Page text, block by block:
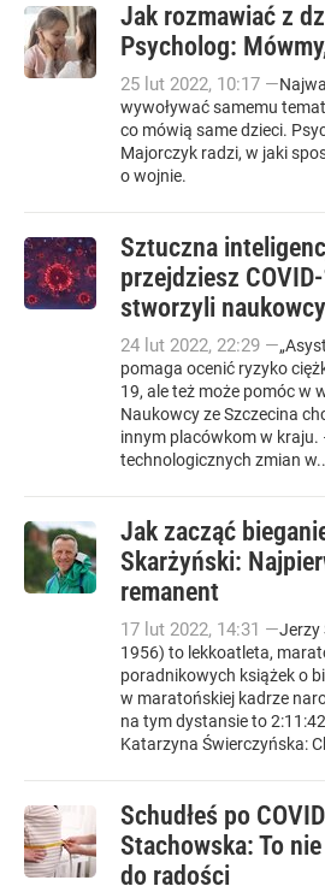
Jak rozmawiać z
Psycholog:
25 lut 2022, 10:17 —
wywoływać samemu
co mówią same dzieci.
Majorczyk radzi, w jaki
o wojnie.
Sztuczna
przejdziesz
stworzyli
24 lut 2022, 22:29 —
pomaga ocenić ryzyko
19, ale też może pomóc w
Naukowcy ze Szczecina
innym placówkom w kraju.
technologicznych zmian
Jak zacząć
Skarżyński:
remanent
17 lut 2022, 14:31 —Jerzy
1956) to lekkoatleta,
poradnikowych książek o
w maratońskiej kadrze
na tym dystansie to
Katarzyna Świerczyńska:
Schudłeś po
Stachowska: To
do radości